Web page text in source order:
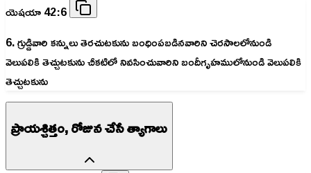
యెషయా 42:6
6. గ్రుడ్డివారి కన్నులు తెరచుటకును బంధింపబడినవారిని చెరసాలలోనుండి
వెలుపలికి తెచ్చుటకును చీకటిలో నివసించువారిని బందీగృహములోనుండి వెలుపలికి
తెచ్చుటకును
ప్రాయశ్చిత్తం, రోజున చేసే త్యాగాలు